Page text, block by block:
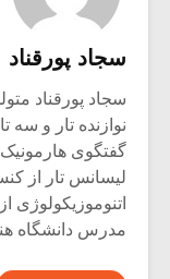
سجاد پورقناد
سجاد پورقناد متولد ۱۳۶۰
نوازنده تار و سه
گفتگوی هارمونیک
لیسانس تار از
اتنوموزیکولوژی
مدرس دانشگاه